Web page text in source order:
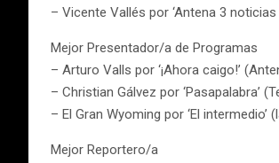
– Vicente Vallés por ‘Antena 3 noticias
Mejor Presentador/a de Programas
– Arturo Valls por ‘¡Ahora caigo!’
– Christian Gálvez por ‘Pasapalabra’
– El Gran Wyoming por ‘El intermedio’
Mejor Reportero/a